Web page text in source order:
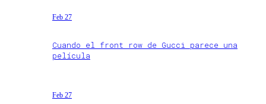
Feb 27
Cuando el front row de Gucci parece una
película
Feb 27